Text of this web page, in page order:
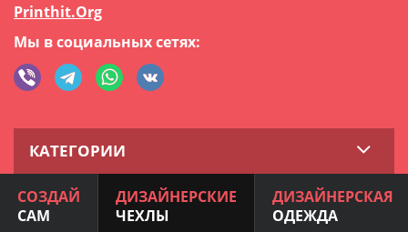
Printhit.Org
Мы в социальных сетях:
КАТЕГОРИИ
СОЗДАЙ
САМ
ДИЗАЙНЕРСКИЕ
ЧЕХЛЫ
ДИЗАЙНЕРСКАЯ
ОДЕЖДА